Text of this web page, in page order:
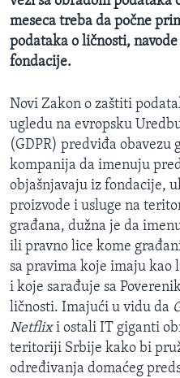
meseca treba da počne
podataka o ličnosti,
fondacije.
Novi Zakon o zaštiti
ugledu na evropsku
(GDPR) predviđa obavezu
kompanija da imenuju
objašnjavaju iz fondacije,
proizvode i usluge na
građana, dužna je da
ili pravno lice kome
sa pravima koje imaju kao
i koje sarađuje sa
ličnosti. Imajući u vidu da
Netflixi ostali IT giganti
teritoriji Srbije kako bi
određivanja domaćeg